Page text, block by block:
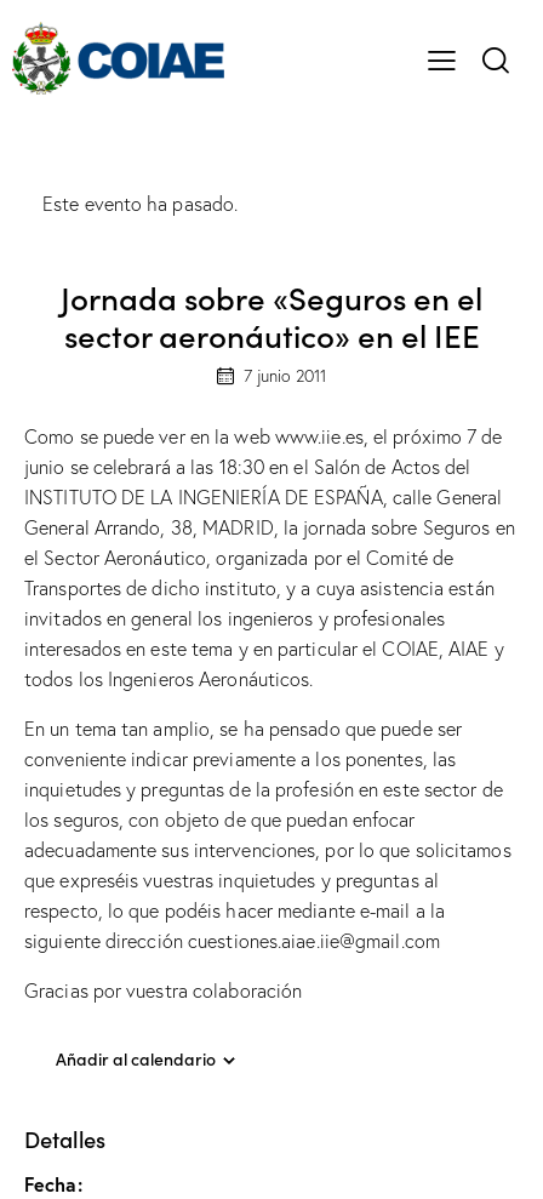
Este evento ha pasado.
Jornada sobre «Seguros en el
sector aeronáutico» en el IEE
7 junio 2011
Como se puede ver en la web www.iie.es, el próximo 7 de
junio se celebrará a las 18:30 en el Salón de Actos del
INSTITUTO DE LA INGENIERÍA DE ESPAÑA, calle General
General Arrando, 38, MADRID, la jornada sobre Seguros en
el Sector Aeronáutico, organizada por el Comité de
Transportes de dicho instituto, y a cuya asistencia están
invitados en general los ingenieros y profesionales
interesados en este tema y en particular el COIAE, AIAE y
todos los Ingenieros Aeronáuticos.
En un tema tan amplio, se ha pensado que puede ser
conveniente indicar previamente a los ponentes, las
inquietudes y preguntas de la profesión en este sector de
los seguros, con objeto de que puedan enfocar
adecuadamente sus intervenciones, por lo que solicitamos
que expreséis vuestras inquietudes y preguntas al
respecto, lo que podéis hacer mediante e-mail a la
siguiente dirección cuestiones.aiae.iie@gmail.com
Gracias por vuestra colaboración
Añadir al calendario
Detalles
Fecha: